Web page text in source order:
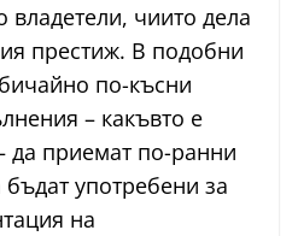
владетели, чиито дела
престиж. В подобни
по-късни
– какъвто е
да приемат по-ранни
употребени за
на